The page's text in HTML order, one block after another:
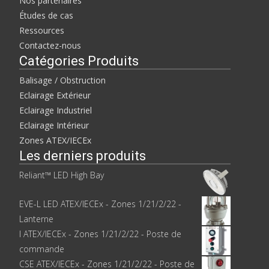
n
s
u
n
e
n
o
u
v
e
l
l
e
f
e
n
t
e
a
n
s
e
n
o
u
v
e
l
l
e
f
e
n
ê
t
r
e
)
Études de cas
Ressources
Contactez-nous
Catégories Produits
Balisage / Obstruction
Eclairage Extérieur
Eclairage Industriel
Eclairage Intérieur
Zones ATEX/IECEx
Les derniers produits
Reliant™ LED High Bay
EVE-L LED ATEX/IECEx - Zones 1/21/2/22 -
Lanterne
I ATEX/IECEx - Zones 1/21/2/22 - Poste de
commande
CSE ATEX/IECEx - Zones 1/21/2/22 - Poste de